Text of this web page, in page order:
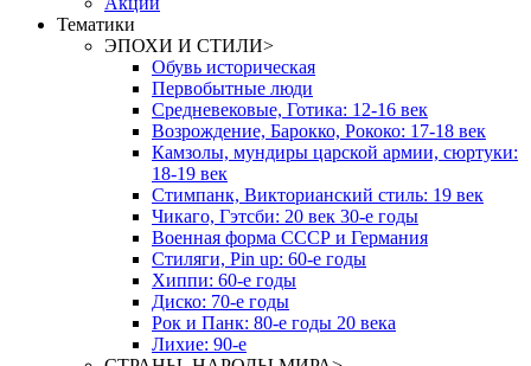
Тематики
ЭПОХИ И СТИЛИ>
Обувь историческая
Первобытные люди
Средневековые, Готика: 12-16 век
Возрождение, Барокко, Рококо: 17-18 век
Камзолы, мундиры царской армии, сюртуки:
18-19 век
Стимпанк, Викторианский стиль: 19 век
Чикаго, Гэтсби: 20 век 30-е годы
Военная форма СССР и Германия
Стиляги, Pin up: 60-е годы
Хиппи: 60-е годы
Диско: 70-е годы
Рок и Панк: 80-е годы 20 века
Лихие: 90-е